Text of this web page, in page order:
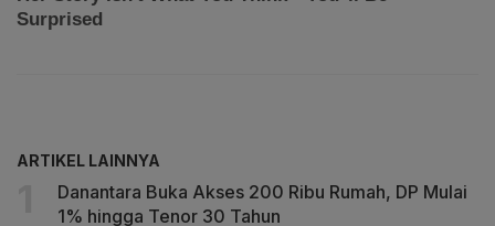
ARTIKEL LAINNYA
Danantara Buka Akses 200 Ribu Rumah, DP Mulai
1% hingga Tenor 30 Tahun